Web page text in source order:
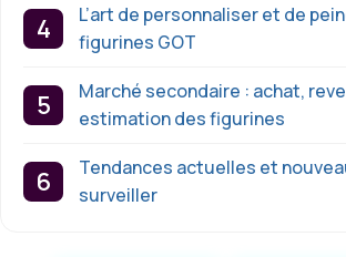
L’art de personnaliser et de
figurines GOT
Marché secondaire : achat,
estimation des figurines
Tendances actuelles et
surveiller